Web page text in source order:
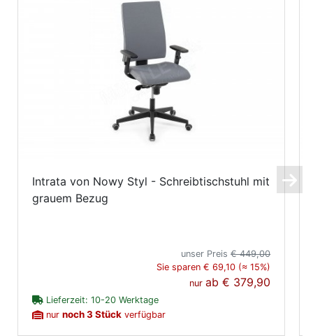
Intrata von Nowy Styl - Schreibtischstuhl mit
grauem Bezug
unser Preis€ 449,00
Sie sparen € 69,10 (≈ 15%)
nurab€ 379,90
Lieferzeit: 10-20 Werktage
nur noch 3 Stück verfügbar